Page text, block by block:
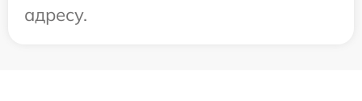
адресу.